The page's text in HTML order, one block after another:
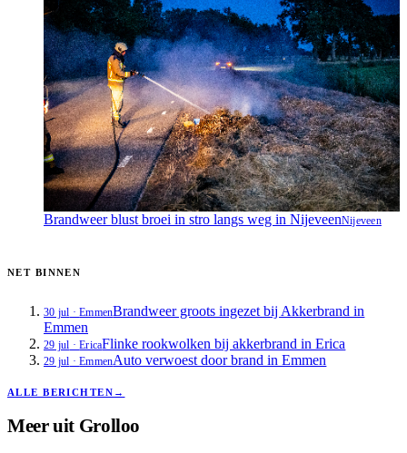
Brandweer blust broei in stro langs weg in NijeveenNijeveen
NET BINNEN
30 jul ·EmmenBrandweer groots ingezet bij Akkerbrand in
Emmen
29 jul ·EricaFlinke rookwolken bij akkerbrand in Erica
29 jul ·EmmenAuto verwoest door brand in Emmen
ALLE BERICHTEN →
Meer uit Grolloo